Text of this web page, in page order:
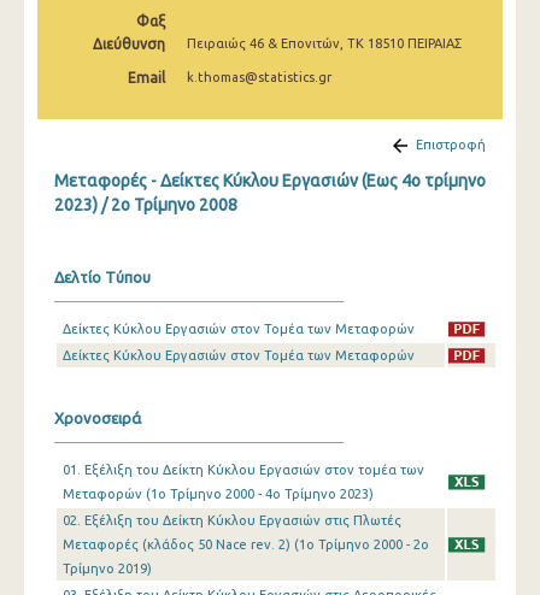
2o Τρίμηνο 2020
1o Τρίμηνο 2020
4o Τρίμηνο 2019
2o Τρίμηνο 2019
3o Τρίμηνο 2018
1o Τρίμηνο 2018
4o Τρίμηνο 2017
3o Τρίμηνο 2017
2o Τρίμηνο 2017
Φαξ
Διεύθυνση
Πειραιώς 46 & Επονιτών, ΤΚ 18510 ΠΕΙΡΑΙΑΣ
Email k.thomas@statistics.gr
Επιστροφή
Μεταφορές - Δείκτες Κύκλου Εργασιών (Εως 4ο τρίμηνο
2023) / 2o Τρίμηνο 2008
Δελτίο Τύπου
Δείκτες Κύκλου Εργασιών στον Τομέα των Μεταφορών
Δείκτες Κύκλου Εργασιών στον Τομέα των Μεταφορών
Χρονοσειρά
01. Εξέλιξη του Δείκτη Κύκλου Εργασιών στον τομέα των
Μεταφορών (1o Τρίμηνο 2000 - 4o Τρίμηνο 2023)
02. Εξέλιξη του Δείκτη Κύκλου Εργασιών στις Πλωτές
Μεταφορές (κλάδος 50 Nace rev. 2) (1o Τρίμηνο 2000 - 2o
Τρίμηνο 2019)